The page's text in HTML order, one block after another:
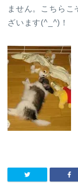
ません。こちらこ
ざいます(^_^)！